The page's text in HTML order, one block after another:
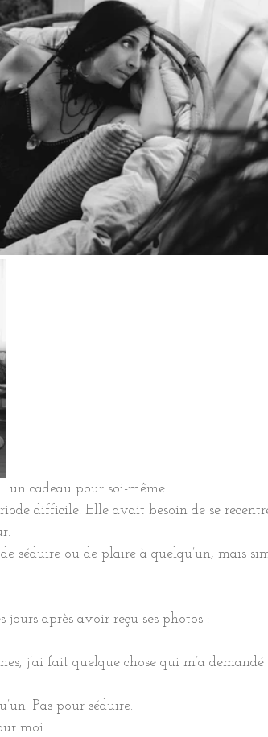
un cadeau pour soi-même
difficile. Elle avait besoin de se
séduire ou de plaire à quelqu’un, mais
jours après avoir reçu ses photos :
j’ai fait quelque chose qui m’a
Pas pour séduire.
moi.